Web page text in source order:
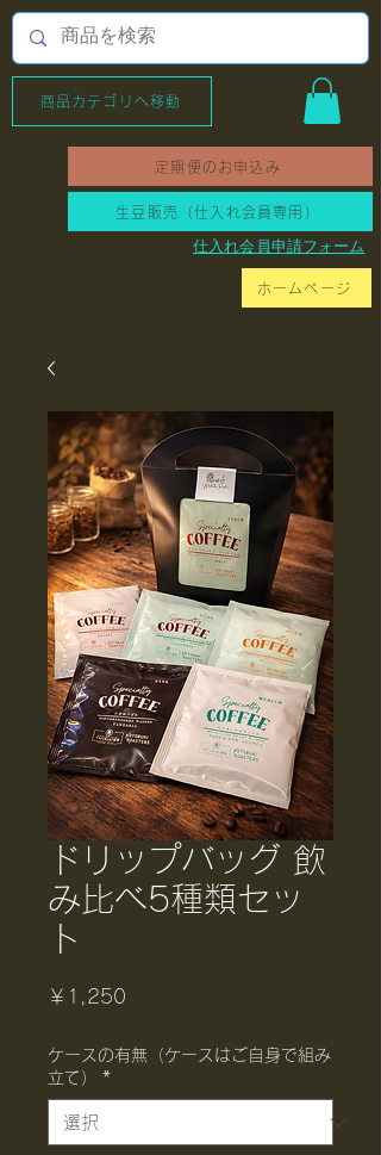
商品カテゴリへ移動
定期便のお申込み
生豆販売（仕入れ会員専用）
​仕入れ会員申請フォーム
ホームページ
ドリップバッグ 飲
み比べ5種類セッ
ト
￥1,250
ケースの有無（ケースはご自身で組み
立て）
*